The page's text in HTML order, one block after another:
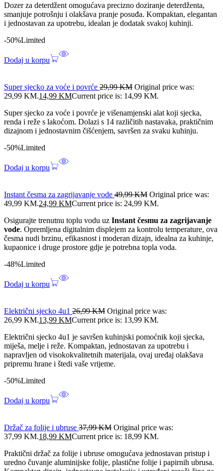
Dozer za deterdžent omogućava precizno doziranje deterdženta,
smanjuje potrošnju i olakšava pranje posuđa. Kompaktan, elegantan
i jednostavan za upotrebu, idealan je dodatak svakoj kuhinji.
-50%Limited
Dodaj u korpu
Super sjecko za voće i povrće 29,99KM Original price was:
29,99 KM.14,99 KMCurrent price is: 14,99 KM.
Super sjecko za voće i povrće je višenamjenski alat koji sjecka,
renda i reže s lakoćom. Dolazi s 14 različitih nastavaka, praktičnim
dizajnom i jednostavnim čišćenjem, savršen za svaku kuhinju.
-50%Limited
Dodaj u korpu
Instant česma za zagrijavanje vode 49,99KM Original price was:
49,99 KM.24,99 KMCurrent price is: 24,99 KM.
Osigurajte trenutnu toplu vodu uz Instant česmu za zagrijavanje
vode. Opremljena digitalnim displejem za kontrolu temperature, ova
česma nudi brzinu, efikasnost i moderan dizajn, idealna za kuhinje,
kupaonice i druge prostore gdje je potrebna topla voda.
-48%Limited
Dodaj u korpu
Električni sjecko 4u1 26,99KM Original price was:
26,99 KM.13,99 KMCurrent price is: 13,99 KM.
Električni sjecko 4u1 je savršen kuhinjski pomoćnik koji sjecka,
miješa, melje i reže. Kompaktan, jednostavan za upotrebu i
napravljen od visokokvalitetnih materijala, ovaj uređaj olakšava
pripremu hrane i štedi vaše vrijeme.
-50%Limited
Dodaj u korpu
Držač za folije i ubruse 37,99KM Original price was:
37,99 KM.18,99 KMCurrent price is: 18,99 KM.
Praktični držač za folije i ubruse omogućava jednostavan pristup i
uredno čuvanje aluminijske folije, plastične folije i papirnih ubrusa.